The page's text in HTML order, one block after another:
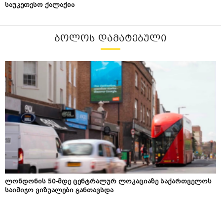
საუკეთესო ქალაქია
ᲑᲝᲚᲝᲡ ᲓᲐᲛᲐᲢᲔᲑᲣᲚᲘ
ლონდონის 50-მდე ცენტრალურ ლოკაციაზე საქართველოს
საიმიჯო ვიზუალები განთავსდა